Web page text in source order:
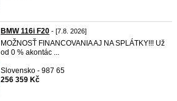
BMW 116i F20 - [7.8. 2026]
MOŽNOSŤ FINANCOVANIA AJ NA SPLÁTKY!!! Už
od 0 % akontác ...
Slovensko - 987 65
256 359 Kč